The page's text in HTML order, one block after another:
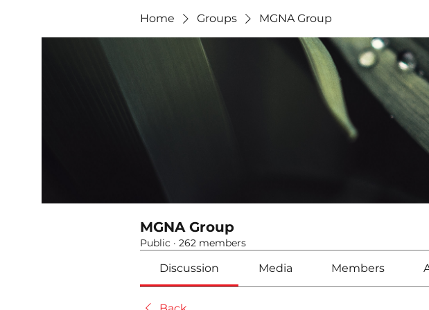
Home Groups MGNA Group
MGNA Group
Public · 262 members
Discussion Media Members